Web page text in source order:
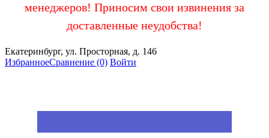
менеджеров! Приносим свои извинения за
доставленные неудобства!
Екатеринбург, ул. Просторная, д. 146
ИзбранноеСравнение (0) Войти